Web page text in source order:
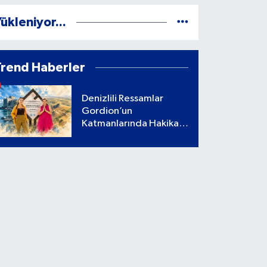
Haberler
Denizlili Ressamlar
Gordion’un
Katmanlarında Hakikati